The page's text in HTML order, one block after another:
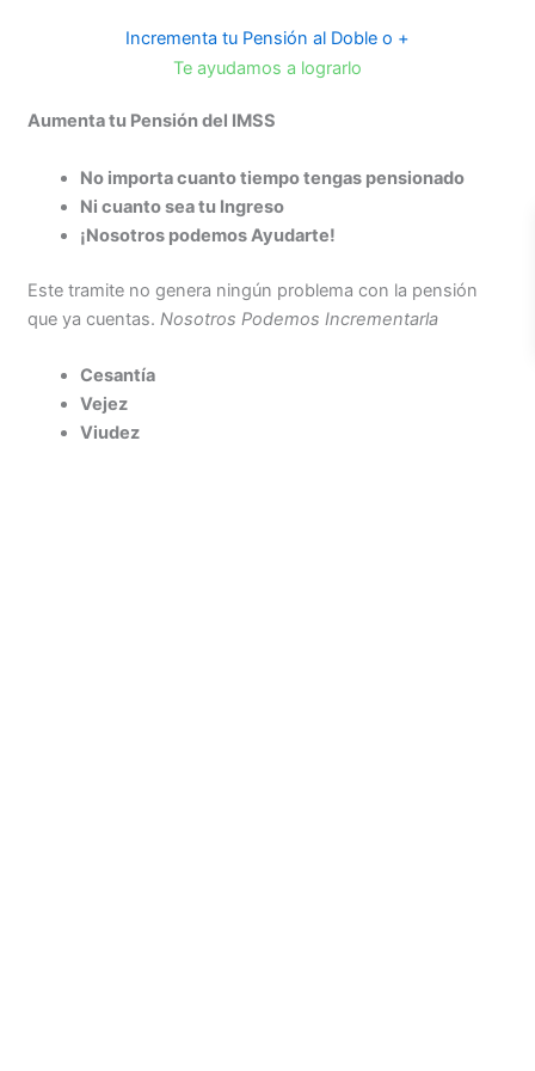
Incrementa tu Pensión al Doble o +
Te ayudamos a lograrlo
Aumenta tu Pensión del IMSS
No importa cuanto tiempo tengas pensionado
Ni cuanto sea tu Ingreso
¡Nosotros podemos Ayudarte!
Este tramite no genera ningún problema con la pensión
que ya cuentas.Nosotros Podemos Incrementarla
Cesantía
Vejez
Viudez